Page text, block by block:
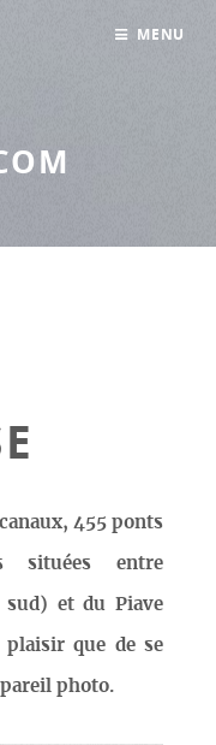
455 ponts
situées entre
sud) et du Piave
plaisir que de se
photo.
MENU